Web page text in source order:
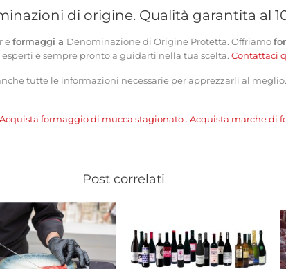
di origine. Qualità garantita al
eformaggi a Denominazione di Origine Protetta. Offriamo
è sempre pronto a guidarti nella tua scelta. Contattaci
tutte le informazioni necessarie per apprezzarli al meglio.
Acquista formaggio di mucca stagionato. Acquista marchedi
Post correlati